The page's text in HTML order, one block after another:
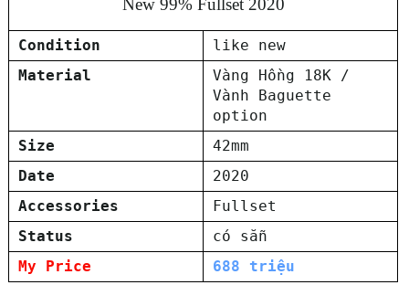
New 99% Fullset 2020
Condition
like new
Material
Vàng Hồng 18K /
Vành Baguette
option
Size
42mm
Date
2020
Accessories
Fullset
Status
có sẵn
My Price
688 triệu